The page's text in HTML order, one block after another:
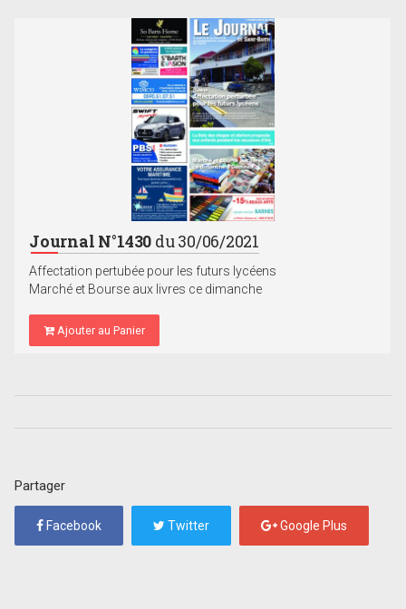
Journal N°1430 du 30/06/2021
Affectation pertubée pour les futurs lycéens
Marché et Bourse aux livres ce dimanche
Ajouter au Panier
Partager
Facebook Twitter Google Plus